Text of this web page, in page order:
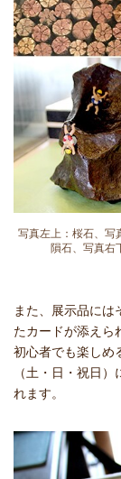
写真左上：桜石、写
隕石、写真右
また、展示品には
たカードが添えら
初心者でも楽しめ
（土・日・祝日
れます。